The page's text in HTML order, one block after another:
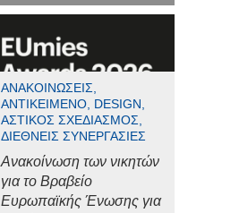
ΑΝΑΚΟΙΝΏΣΕΙΣ,
ΑΝΤΙΚΕΊΜΕΝΟ, DESIGN,
ΑΣΤΙΚΌΣ ΣΧΕΔΙΑΣΜΌΣ,
ΔΙΕΘΝΕΊΣ ΣΥΝΕΡΓΑΣΊΕΣ
Ανακοίνωση των νικητών
για το Βραβείο
Ευρωπαϊκής Ένωσης για